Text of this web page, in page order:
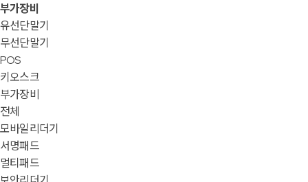
부가장비
유선단말기
무선단말기
POS
키오스크
부가장비
전체
모바일리더기
서명패드
멀티패드